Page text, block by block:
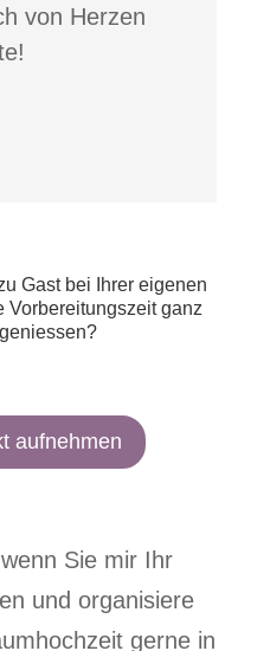
von Herzen
Gast bei Ihrer eigenen
Vorbereitungszeit ganz
aufnehmen
Sie mir Ihr
und organisiere
gerne in